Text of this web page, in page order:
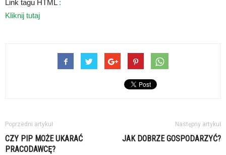
Link tagu HTML :
Kliknij tutaj
Poprzedni artykuł
CZY PIP MOŻE UKARAĆ
PRACODAWCĘ?
Następny artykuł
JAK DOBRZE GOSPODARZYĆ?